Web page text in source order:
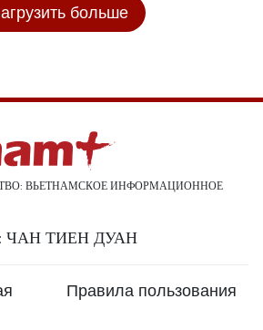
больше
ВЬЕТНАМСКОЕ ИНФОРМАЦИОННОЕ
ЧАН ТИЕН ДУАН
Правила пользования